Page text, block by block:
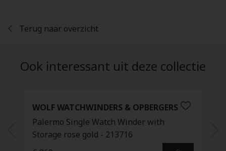
Terug naar overzicht
Ook interessant uit deze collectie
WOLF WATCHWINDERS & OPBERGERS
Palermo Single Watch Winder with
Storage rose gold - 213716